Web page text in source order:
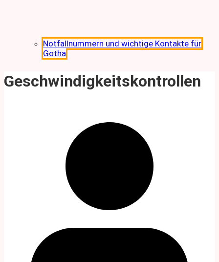
Notfallnummern und wichtige Kontakte für
Gotha
Geschwindigkeitskontrollen